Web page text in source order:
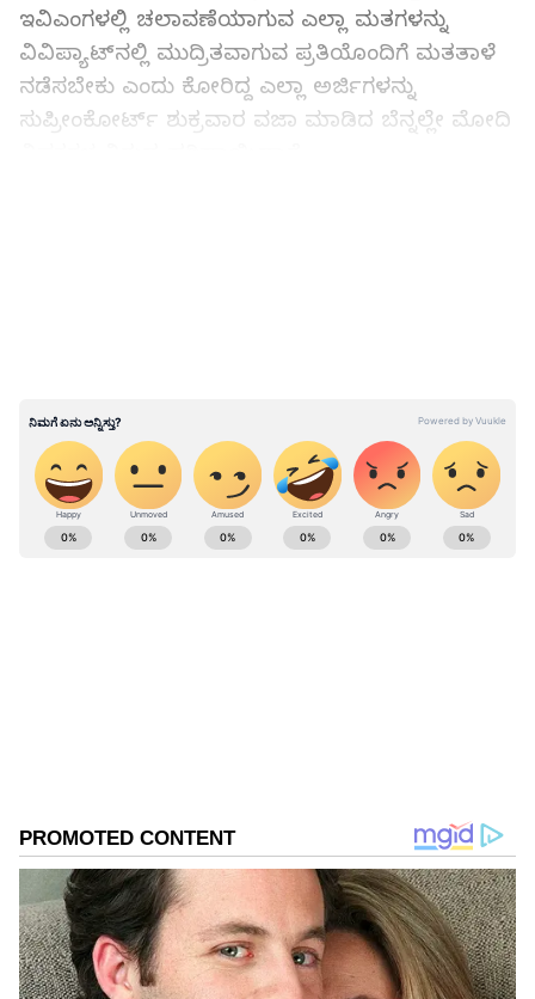
ಇವಿಎಂಗಳಲ್ಲಿ ಚಲಾವಣೆಯಾಗುವ ಎಲ್ಲಾ ಮತಗಳನ್ನು
ವಿವಿಪ್ಯಾಟ್‌ನಲ್ಲಿ ಮುದ್ರಿತವಾಗುವ ಪ್ರತಿಯೊಂದಿಗೆ ಮತತಾಳೆ
ನಡೆಸಬೇಕು ಎಂದು ಕೋರಿದ್ದ ಎಲ್ಲಾ ಅರ್ಜಿಗಳನ್ನು
ಸುಪ್ರೀಂಕೋರ್ಟ್‌ ಶುಕ್ರವಾರ ವಜಾ ಮಾಡಿದ ಬೆನ್ನಲ್ಲೇ ಮೋದಿ
ABOUT THE AUTHOR